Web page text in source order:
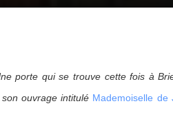
porte qui se trouve cette fois à
ouvrage intitulé Mademoiselle de